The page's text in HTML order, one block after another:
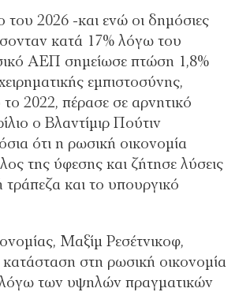
2026 -και ενώ οι δηµόσιες
κατά 17% λόγω του
ΑΕΠ σηµείωσε πτώση 1,8%
εµπιστοσύνης,
2022, πέρασε σε αρνητικό
ο Βλαντίµιρ Πούτιν
ότι η ρωσική οικονοµία
της ύφεσης και ζήτησε λύσεις
τράπεζα και το υπουργικό
Μαξίµ Ρεσέτνικοφ,
κατάσταση στη ρωσική οικονοµία
λόγω των υψηλών πραγµατικών